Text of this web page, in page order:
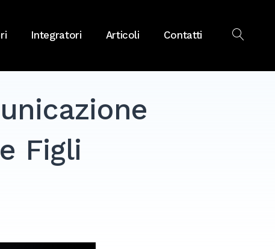
Integratori Articoli Contatti
Figli